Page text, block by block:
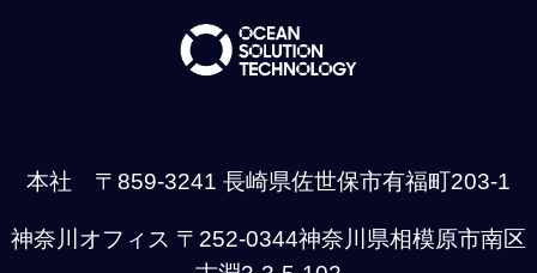
本社 〒859-3241 長崎県佐世保市有福町203-1
神奈川オフィス 〒252-0344神奈川県相模原市南区